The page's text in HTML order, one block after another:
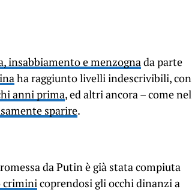
insabbiamento e menzognada parte
ha raggiunto livelli indescrivibili, con
anni prima, ed altri ancora – come nel
sparire.
da Putin è già stata compiuta
criminicoprendosi gli occhi dinanzi a